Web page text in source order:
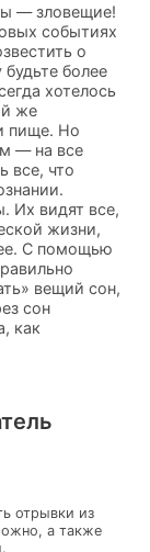
— зловещие!
событиях
о
более
хотелось
же
пище. Но
— на все
все, что
Их видят все,
жизни,
С помощью
вещий сон,
сон
как
отрывки из
а также